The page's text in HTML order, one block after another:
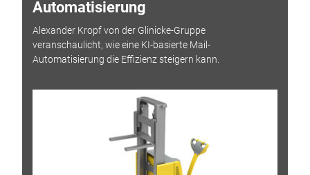
Automatisierung
Alexander Kropf von der Glinicke-Gruppe
veranschaulicht, wie eine KI-basierte Mail-
Automatisierung die Effizienz steigern kann.